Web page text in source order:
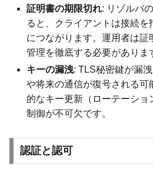
証明書の期限切れ: リゾルバ
ると、クライアントは接続を
につながります。運用者は証
管理を徹底する必要がありま
キーの漏洩: TLS秘密鍵が漏
や将来の通信が復号される可
的なキー更新（ローテーショ
制御が不可欠です。
認証と認可